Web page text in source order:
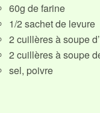
60g de farine
1/2 sachet de levure
2 cuillères à soupe
2 cuillères à soupe
sel, poivre